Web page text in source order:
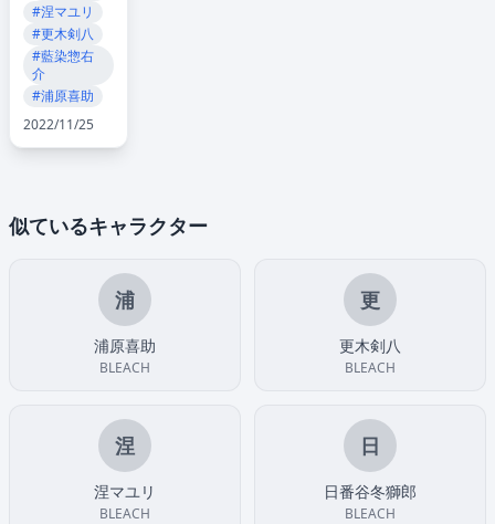
#涅マユリ
#更木剣八
#藍染惣右
介
#浦原喜助
2022/11/25
似ているキャラクター
浦
浦原喜助
BLEACH
更
更木剣八
BLEACH
涅
涅マユリ
BLEACH
日
日番谷冬獅郎
BLEACH